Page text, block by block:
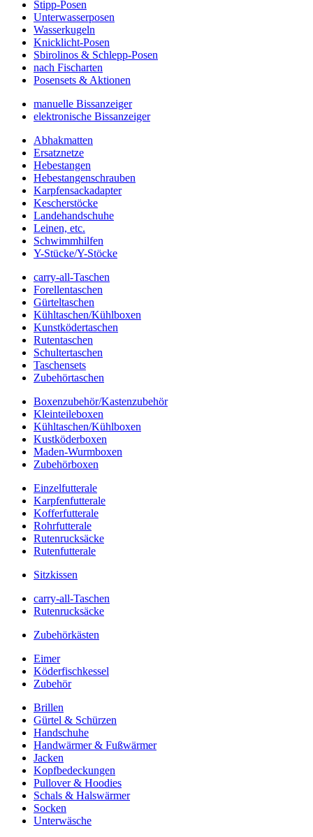
Stipp-Posen
Unterwasserposen
Wasserkugeln
Knicklicht-Posen
Sbirolinos & Schlepp-Posen
nach Fischarten
Posensets & Aktionen
manuelle Bissanzeiger
elektronische Bissanzeiger
Abhakmatten
Ersatznetze
Hebestangen
Hebestangenschrauben
Karpfensackadapter
Kescherstöcke
Landehandschuhe
Leinen, etc.
Schwimmhilfen
Y-Stücke/Y-Stöcke
carry-all-Taschen
Forellentaschen
Gürteltaschen
Kühltaschen/Kühlboxen
Kunstködertaschen
Rutentaschen
Schultertaschen
Taschensets
Zubehörtaschen
Boxenzubehör/Kastenzubehör
Kleinteileboxen
Kühltaschen/Kühlboxen
Kustköderboxen
Maden-Wurmboxen
Zubehörboxen
Einzelfutterale
Karpfenfutterale
Kofferfutterale
Rohrfutterale
Rutenrucksäcke
Rutenfutterale
Sitzkissen
carry-all-Taschen
Rutenrucksäcke
Zubehörkästen
Eimer
Köderfischkessel
Zubehör
Brillen
Gürtel & Schürzen
Handschuhe
Handwärmer & Fußwärmer
Jacken
Kopfbedeckungen
Pullover & Hoodies
Schals & Halswärmer
Socken
Unterwäsche